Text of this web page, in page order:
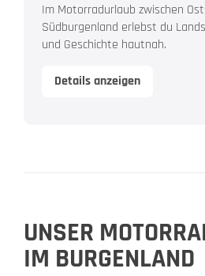
Im Motorradurlaub zwischen
Südburgenland erlebst du
und Geschichte hautnah.
Details anzeigen
UNSER
IM BURGENLAND